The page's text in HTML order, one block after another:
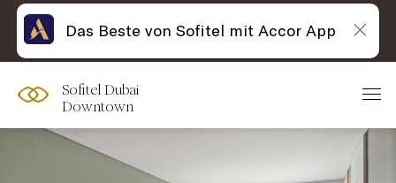
Sofitel Dubai
Downtown
Das Beste von Sofitel mit Accor App